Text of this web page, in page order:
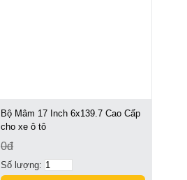
Bộ Mâm 17 Inch 6x139.7 Cao Cấp
cho xe ô tô
0đ
Số lượng: